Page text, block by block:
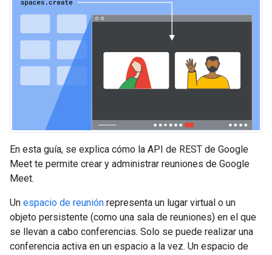
En esta guía, se explica cómo la API de REST de Google
Meet te permite crear y administrar reuniones de Google
Meet.
Un espacio de reunión representa un lugar virtual o un
objeto persistente (como una sala de reuniones) en el que
se llevan a cabo conferencias. Solo se puede realizar una
conferencia activa en un espacio a la vez. Un espacio de